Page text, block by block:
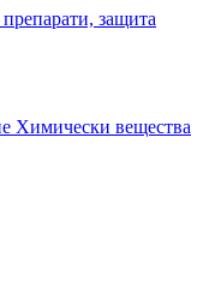
защита
Химически вещества